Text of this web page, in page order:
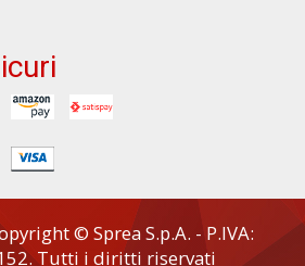
© Sprea S.p.A. - P.IVA:
Tutti i diritti riservati